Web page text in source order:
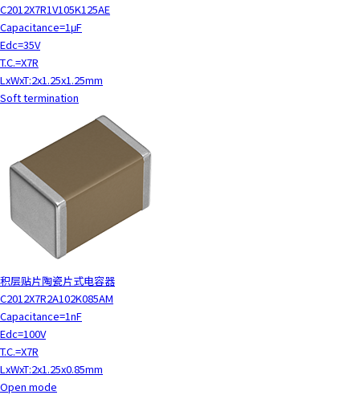
C2012X7R1V105K125AE
Capacitance=1μF
Edc=35V
T.C.=X7R
LxWxT:2x1.25x1.25mm
Soft termination
积层贴片陶瓷片式电容器
C2012X7R2A102K085AM
Capacitance=1nF
Edc=100V
T.C.=X7R
LxWxT:2x1.25x0.85mm
Open mode